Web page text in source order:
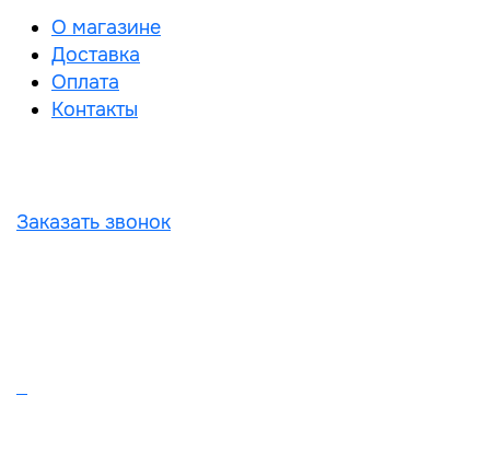
О магазине
Доставка
Оплата
Контакты
Заказать звонок